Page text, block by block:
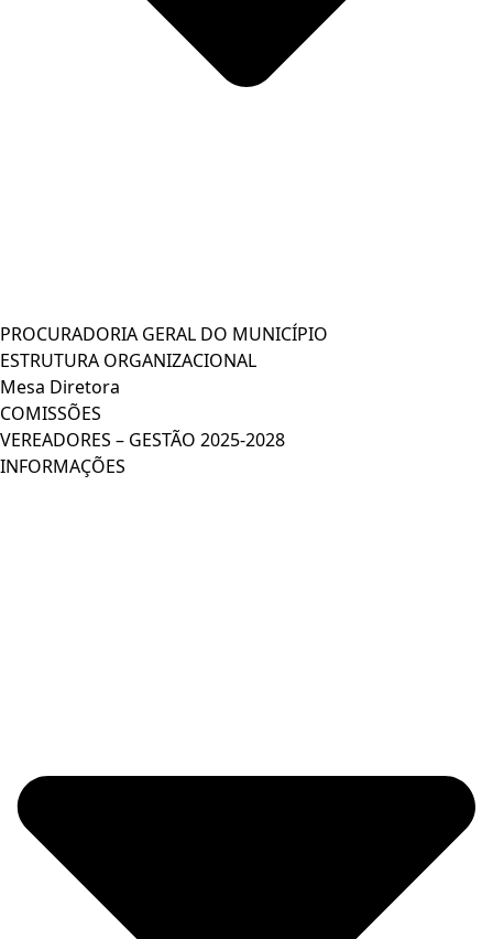
PROCURADORIA GERAL DO MUNICÍPIO
ESTRUTURA ORGANIZACIONAL
Mesa Diretora
COMISSÕES
VEREADORES – GESTÃO 2025-2028
INFORMAÇÕES